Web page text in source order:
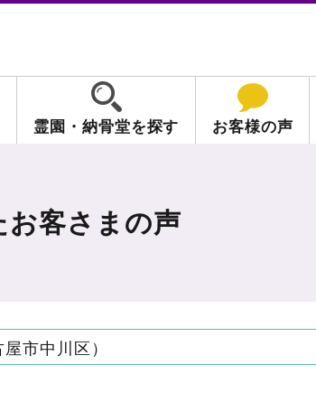
霊園・納骨堂を探す お客様の声
お客さまの声
市中川区）